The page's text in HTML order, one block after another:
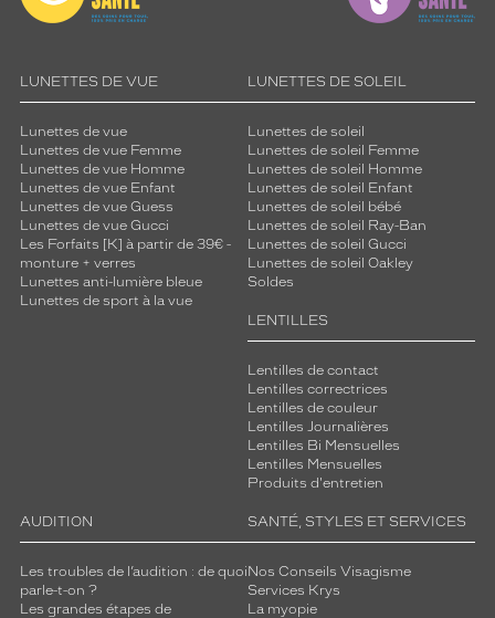
LUNETTES DE VUE
Lunettes de vue
Lunettes de vue Femme
Lunettes de vue Homme
Lunettes de vue Enfant
Lunettes de vue Guess
Lunettes de vue Gucci
Les Forfaits [K] à partir de 39€ -
monture + verres
Lunettes anti-lumière bleue
Lunettes de sport à la vue
LUNETTES DE SOLEIL
Lunettes de soleil
Lunettes de soleil Femme
Lunettes de soleil Homme
Lunettes de soleil Enfant
Lunettes de soleil bébé
Lunettes de soleil Ray-Ban
Lunettes de soleil Gucci
Lunettes de soleil Oakley
Soldes
LENTILLES
Lentilles de contact
Lentilles correctrices
Lentilles de couleur
Lentilles Journalières
Lentilles Bi Mensuelles
Lentilles Mensuelles
Produits d'entretien
AUDITION
Les troubles de l’audition : de quoi
parle-t-on ?
Les grandes étapes de
SANTÉ, STYLES ET SERVICES
Nos Conseils Visagisme
Services Krys
La myopie